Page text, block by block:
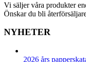
Vi säljer våra produkter
Önskar du bli
NYHETER
2026 års